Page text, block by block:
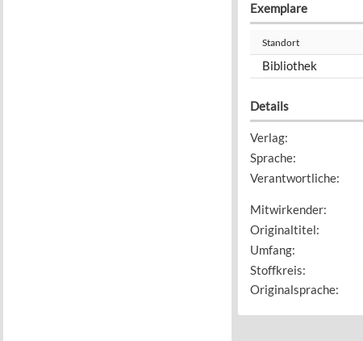
Exemplare
Standort
Bibliothek
Details
Verlag:
Sprache:
Verantwortliche:
Mitwirkender:
Originaltitel:
Umfang:
Stoffkreis:
Originalsprache: